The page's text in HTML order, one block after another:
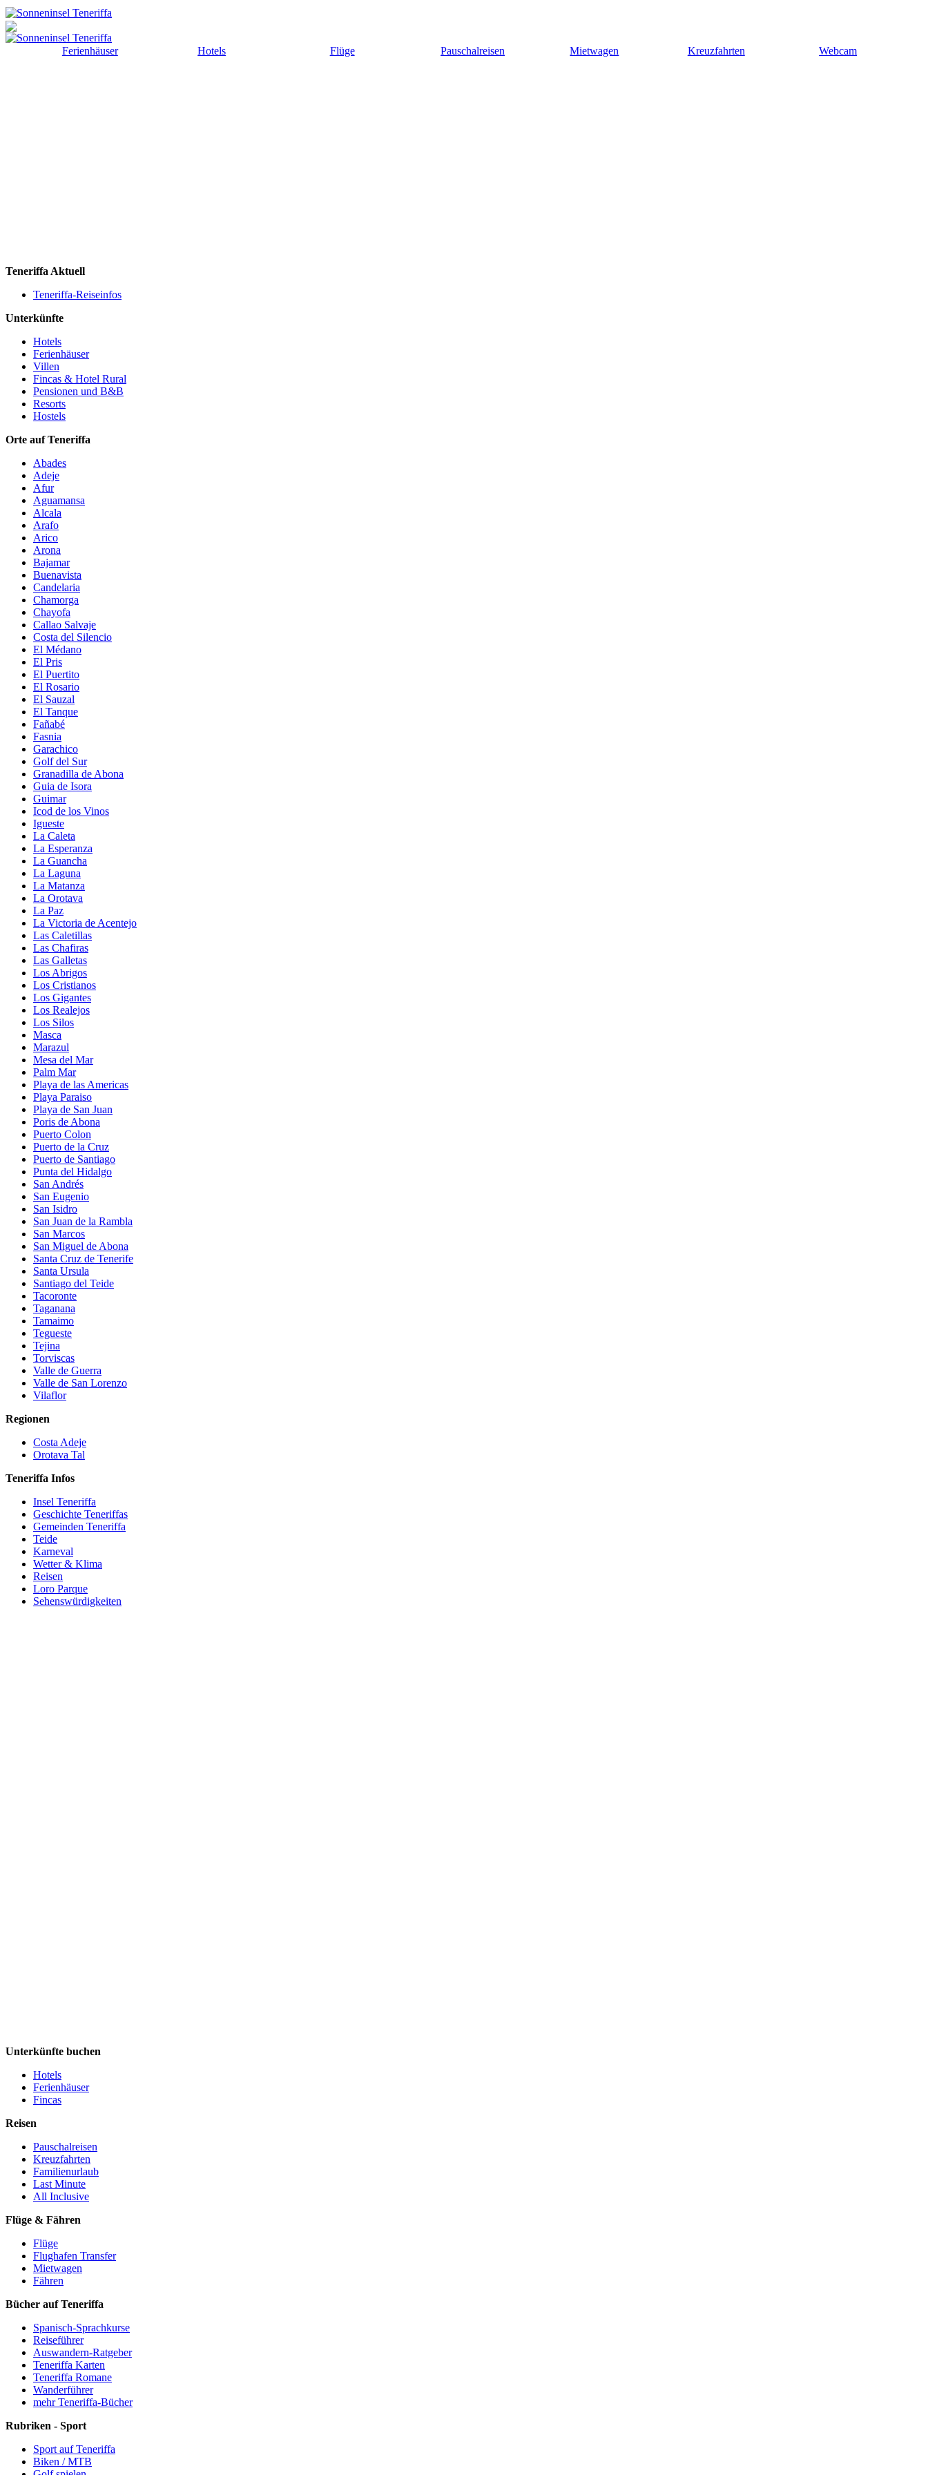
Ferienhäuser Hotels Flüge Pauschalreisen Mietwagen Kreuzfahrten Webcam
Teneriffa Aktuell
Teneriffa-Reiseinfos
Unterkünfte
Hotels
Ferienhäuser
Villen
Fincas & Hotel Rural
Pensionen und B&B
Resorts
Hostels
Orte auf Teneriffa
Abades
Adeje
Afur
Aguamansa
Alcala
Arafo
Arico
Arona
Bajamar
Buenavista
Candelaria
Chamorga
Chayofa
Callao Salvaje
Costa del Silencio
El Médano
El Pris
El Puertito
El Rosario
El Sauzal
El Tanque
Fañabé
Fasnia
Garachico
Golf del Sur
Granadilla de Abona
Guia de Isora
Guimar
Icod de los Vinos
Igueste
La Caleta
La Esperanza
La Guancha
La Laguna
La Matanza
La Orotava
La Paz
La Victoria de Acentejo
Las Caletillas
Las Chafiras
Las Galletas
Los Abrigos
Los Cristianos
Los Gigantes
Los Realejos
Los Silos
Masca
Marazul
Mesa del Mar
Palm Mar
Playa de las Americas
Playa Paraiso
Playa de San Juan
Poris de Abona
Puerto Colon
Puerto de la Cruz
Puerto de Santiago
Punta del Hidalgo
San Andrés
San Eugenio
San Isidro
San Juan de la Rambla
San Marcos
San Miguel de Abona
Santa Cruz de Tenerife
Santa Ursula
Santiago del Teide
Tacoronte
Taganana
Tamaimo
Tegueste
Tejina
Torviscas
Valle de Guerra
Valle de San Lorenzo
Vilaflor
Regionen
Costa Adeje
Orotava Tal
Teneriffa Infos
Insel Teneriffa
Geschichte Teneriffas
Gemeinden Teneriffa
Teide
Karneval
Wetter & Klima
Reisen
Loro Parque
Sehenswürdigkeiten
Unterkünfte buchen
Hotels
Ferienhäuser
Fincas
Reisen
Pauschalreisen
Kreuzfahrten
Familienurlaub
Last Minute
All Inclusive
Flüge & Fähren
Flüge
Flughafen Transfer
Mietwagen
Fähren
Bücher auf Teneriffa
Spanisch-Sprachkurse
Reiseführer
Auswandern-Ratgeber
Teneriffa Karten
Teneriffa Romane
Wanderführer
mehr Teneriffa-Bücher
Rubriken - Sport
Sport auf Teneriffa
Biken / MTB